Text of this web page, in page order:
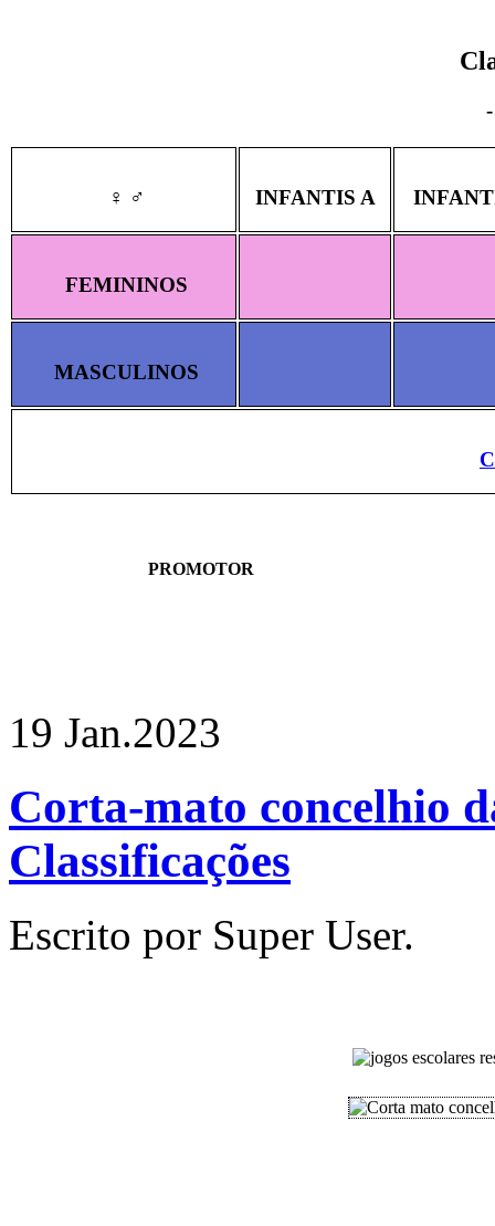
♀ ♂ INFANTIS A
FEMININOS
MASCULINOS
PROMOTOR
19 Jan.2023
Corta-mato concelhio
Classificações
Escrito por Super User.